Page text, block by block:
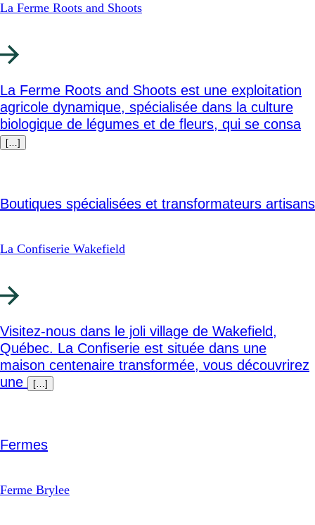
La Ferme Roots and Shoots
La Ferme Roots and Shoots est une exploitation
agricole dynamique, spécialisée dans la culture
biologique de légumes et de fleurs, qui se consa
[…]
Boutiques spécialisées et transformateurs artisans
La Confiserie Wakefield
Visitez-nous dans le joli village de Wakefield,
Québec. La Confiserie est située dans une
maison centenaire transformée, vous découvrirez
une
[…]
Fermes
Ferme Brylee